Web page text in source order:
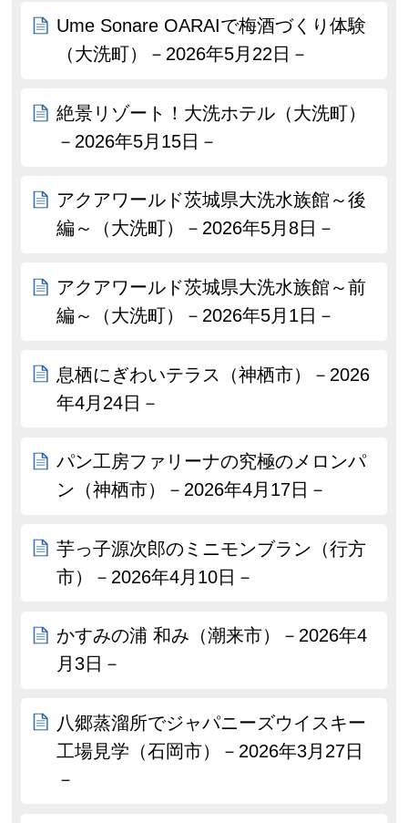
Ume Sonare OARAIで梅酒づくり体験
（大洗町）－2026年5月22日－
絶景リゾート！大洗ホテル（大洗町）
－2026年5月15日－
アクアワールド茨城県大洗水族館～後
編～（大洗町）－2026年5月8日－
アクアワールド茨城県大洗水族館～前
編～（大洗町）－2026年5月1日－
息栖にぎわいテラス（神栖市）－2026
年4月24日－
パン工房ファリーナの究極のメロンパ
ン（神栖市）－2026年4月17日－
芋っ子源次郎のミニモンブラン（行方
市）－2026年4月10日－
かすみの浦 和み（潮来市）－2026年4
月3日－
八郷蒸溜所でジャパニーズウイスキー
工場見学（石岡市）－2026年3月27日
－